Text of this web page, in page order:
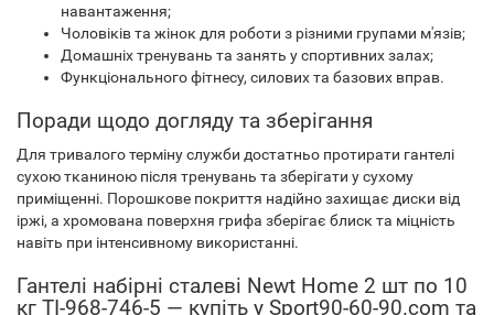
навантаження;
Чоловіків та жінок для роботи з різними групами м'язів;
Домашніх тренувань та занять у спортивних залах;
Функціонального фітнесу, силових та базових вправ.
Поради щодо догляду та зберігання
Для тривалого терміну служби достатньо протирати гантелі
сухою тканиною після тренувань та зберігати у сухому
приміщенні. Порошкове покриття надійно захищає диски від
іржі, а хромована поверхня грифа зберігає блиск та міцність
навіть при інтенсивному використанні.
Гантелі набірні сталеві Newt Home 2 шт по 10
кг TI-968-746-5 — купіть у Sport90-60-90.com та